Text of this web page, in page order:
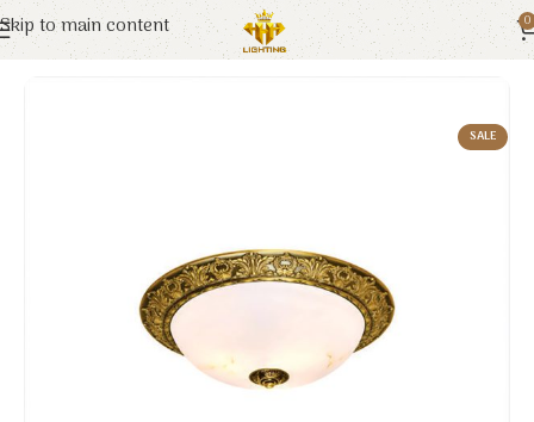
Skip to main content 0
Trang chủ Euroto Đèn Trang Trí
SALE